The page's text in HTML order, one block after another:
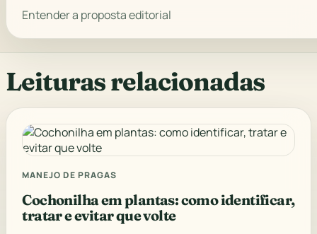
Entender a proposta editorial
Leituras relacionadas
MANEJO DE PRAGAS
Cochonilha em plantas: como identificar,
tratar e evitar que volte